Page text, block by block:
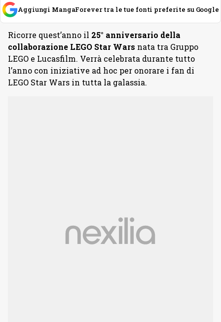
Aggiungi MangaForever tra le tue fonti preferite su Google
Ricorre quest’anno il 25° anniversario della
collaborazione LEGO Star Wars nata tra Gruppo
LEGO e Lucasfilm. Verrà celebrata durante tutto
l’anno con iniziative ad hoc per onorare i fan di
LEGO Star Wars in tutta la galassia.